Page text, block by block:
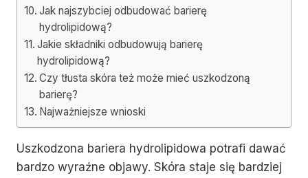
Jak najszybciej odbudować barierę
hydrolipidową?
Jakie składniki odbudowują barierę
hydrolipidową?
Czy tłusta skóra też może mieć uszkodzoną
barierę?
Najważniejsze wnioski
Uszkodzona bariera hydrolipidowa potrafi dawać
bardzo wyraźne objawy. Skóra staje się bardziej